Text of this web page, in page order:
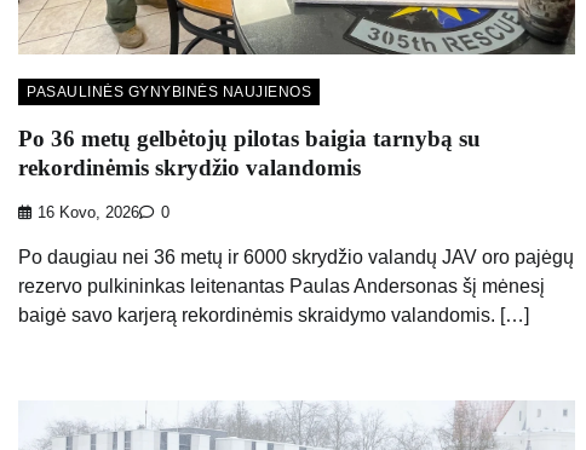
PASAULINĖS GYNYBINĖS NAUJIENOS
Po 36 metų gelbėtojų pilotas baigia tarnybą su
rekordinėmis skrydžio valandomis
16 Kovo, 2026 0
Po daugiau nei 36 metų ir 6000 skrydžio valandų JAV oro pajėgų
rezervo pulkininkas leitenantas Paulas Andersonas šį mėnesį
baigė savo karjerą rekordinėmis skraidymo valandomis. […]